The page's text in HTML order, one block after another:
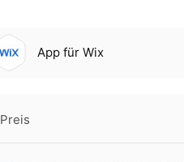
App für Wix
Preis